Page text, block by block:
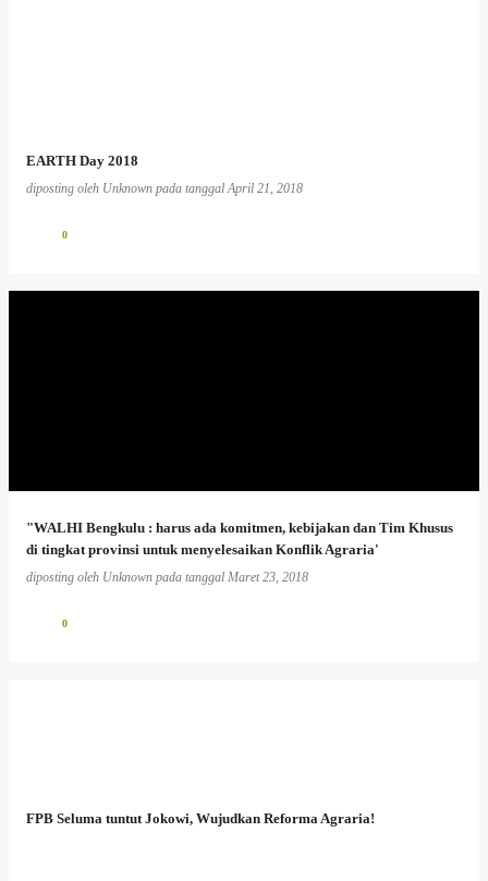
EARTH Day 2018
diposting oleh Unknown pada tanggalApril 21, 2018
0
"WALHI Bengkulu : harus ada komitmen, kebijakan dan Tim Khusus
di tingkat provinsi untuk menyelesaikan Konflik Agraria'
diposting oleh Unknown pada tanggal Maret 23, 2018
0
FPB Seluma tuntut Jokowi, Wujudkan Reforma Agraria!